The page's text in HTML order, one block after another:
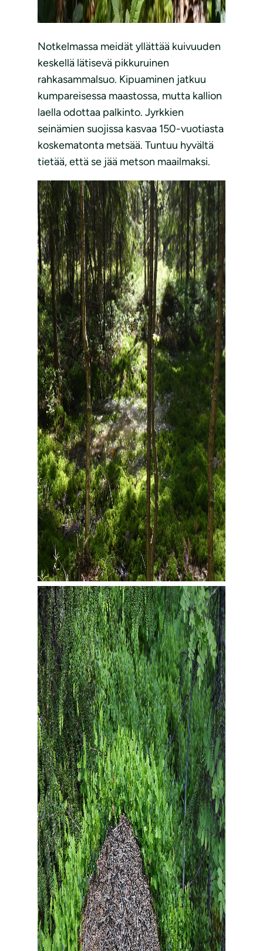
Notkelmassa meidät yllättää kuivuuden
keskellä lätisevä pikkuruinen
rahkasammalsuo. Kipuaminen jatkuu
kumpareisessa maastossa, mutta kallion
laella odottaa palkinto. Jyrkkien
seinämien suojissa kasvaa 150-vuotiasta
koskematonta metsää. Tuntuu hyvältä
tietää, että se jää metson maailmaksi.